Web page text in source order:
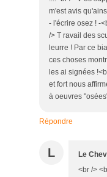
m'est avis
- l'écrire osez ! -
/> T ravail des
leurre ! Par ce
ces choses
les ai signées
et fort nous
à oeuvres
Répondre
L Le
<br />